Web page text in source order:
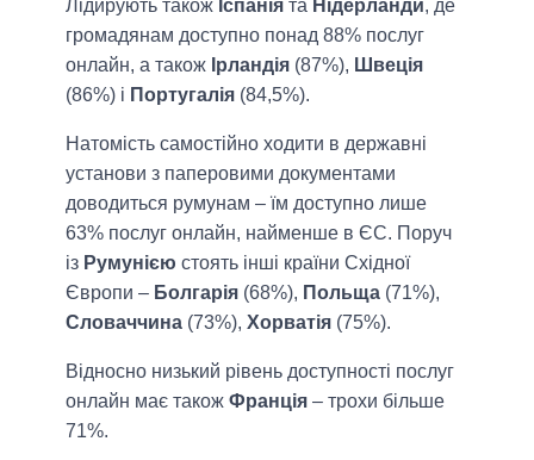
Лідирують також Іспанія та Нідерланди, де
громадянам доступно понад 88% послуг
онлайн, а також Ірландія (87%), Швеція
(86%) і Португалія (84,5%).
Натомість самостійно ходити в державні
установи з паперовими документами
доводиться румунам – їм доступно лише
63% послуг онлайн, найменше в ЄС. Поруч
із Румунією стоять інші країни Східної
Європи – Болгарія (68%), Польща (71%),
Словаччина (73%), Хорватія (75%).
Відносно низький рівень доступності послуг
онлайн має також Франція – трохи більше
71%.